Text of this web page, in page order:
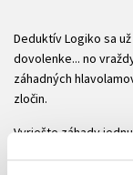
Deduktív Logiko sa
dovolenke... no
záhadných
zločin.
Vyriešte záhady
Vypátrajte